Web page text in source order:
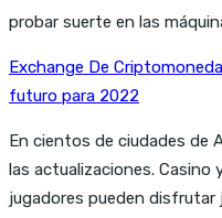
probar suerte en las
Exchange De
futuro para 2022
En cientos de ciudades de
las actualizaciones. Casino
jugadores pueden disfrutar